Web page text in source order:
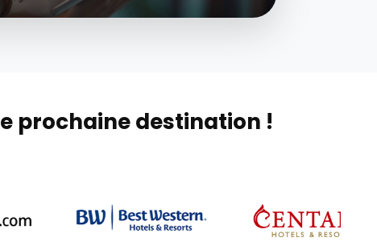
prochaine destination !